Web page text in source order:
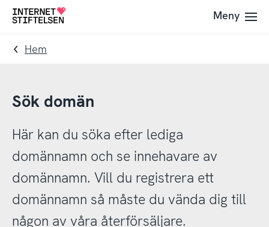
Till
navigering
Till
innehåll
Till
Meny
Hem
Sök domän
Här kan du söka efter lediga
domännamn och se innehavare av
domännamn. Vill du registrera ett
domännamn så måste du vända dig till
någon av våra återförsäljare.